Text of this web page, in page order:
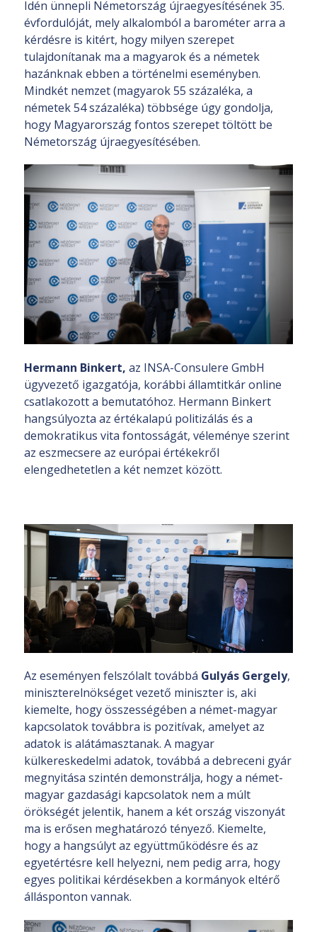
Idén ünnepli Németország újraegyesítésének 35.
évfordulóját, mely alkalomból a barométer arra a
kérdésre is kitért, hogy milyen szerepet
tulajdonítanak ma a magyarok és a németek
hazánknak ebben a történelmi eseményben.
Mindkét nemzet (magyarok 55 százaléka, a
németek 54 százaléka) többsége úgy gondolja,
hogy Magyarország fontos szerepet töltött be
Németország újraegyesítésében.
Hermann Binkert, az INSA-Consulere GmbH
ügyvezető igazgatója, korábbi államtitkár online
csatlakozott a bemutatóhoz. Hermann Binkert
hangsúlyozta az értékalapú politizálás és a
demokratikus vita fontosságát, véleménye szerint
az eszmecsere az európai értékekről
elengedhetetlen a két nemzet között.
Az eseményen felszólalt továbbá Gulyás Gergely,
miniszterelnökséget vezető miniszter is, aki
kiemelte, hogy összességében a német-magyar
kapcsolatok továbbra is pozitívak, amelyet az
adatok is alátámasztanak. A magyar
külkereskedelmi adatok, továbbá a debreceni gyár
megnyitása szintén demonstrálja, hogy a német-
magyar gazdasági kapcsolatok nem a múlt
örökségét jelentik, hanem a két ország viszonyát
ma is erősen meghatározó tényező. Kiemelte,
hogy a hangsúlyt az együttműködésre és az
egyetértésre kell helyezni, nem pedig arra, hogy
egyes politikai kérdésekben a kormányok eltérő
állásponton vannak.